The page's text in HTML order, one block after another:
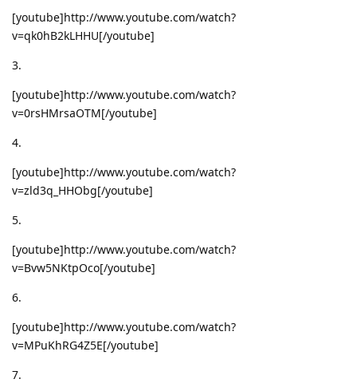
[youtube]http://www.youtube.com/watch?
v=qk0hB2kLHHU[/youtube]
3.
[youtube]http://www.youtube.com/watch?
v=0rsHMrsaOTM[/youtube]
4.
[youtube]http://www.youtube.com/watch?
v=zld3q_HHObg[/youtube]
5.
[youtube]http://www.youtube.com/watch?
v=Bvw5NKtpOco[/youtube]
6.
[youtube]http://www.youtube.com/watch?
v=MPuKhRG4Z5E[/youtube]
7.